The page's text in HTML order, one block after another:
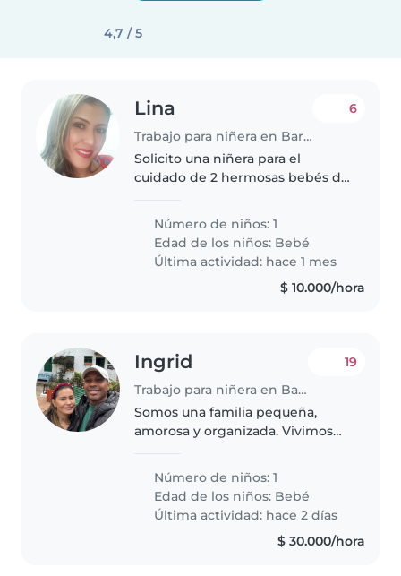
4,7 / 5
Lina
Trabajo para niñera en Barrancabermeja
6
Solicito una niñera para el
cuidado de 2 hermosas bebés de
Número de niños: 1
Edad de los niños: Bebé
Última actividad: hace 1 mes
$ 10.000/hora
Ingrid
Trabajo para niñera en Barrancabermeja
19
Somos una familia pequeña,
amorosa y organizada. Vivimos
dedicación hacia nuestra hija,
quien al momento de iniciar el
cuidado..
Número de niños: 1
Edad de los niños: Bebé
Última actividad: hace 2 días
$ 30.000/hora